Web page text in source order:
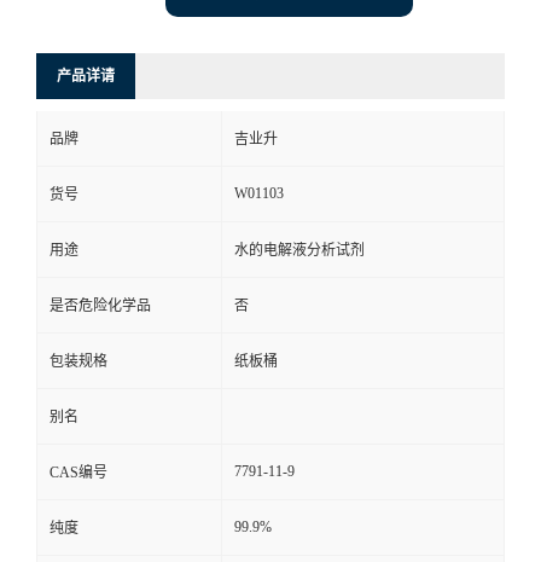
产品详请
品牌 吉业升
货号 W01103
用途 水的电解液分析试剂
是否危险化学品 否
包装规格 纸板桶
别名
CAS编号 7791-11-9
纯度 99.9%